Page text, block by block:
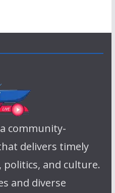
community-
delivers timely
politics, and culture.
and diverse